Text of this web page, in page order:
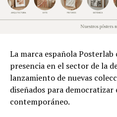
La marca española
presencia en el sector de la
lanzamiento de nuevas
diseñados para democratizar
contemporáneo.